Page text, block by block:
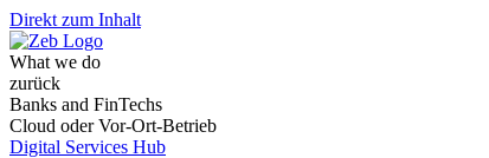
Direkt zum Inhalt
What we do
zurück
Banks and FinTechs
Cloud oder Vor-Ort-Betrieb
Digital Services Hub